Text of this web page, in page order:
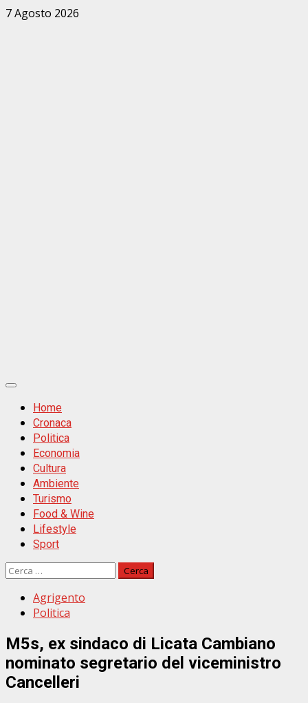
Zum
7 Agosto 2026
Primäres
MenüHome
Cronaca
Politica
Economia
Cultura
Ambiente
Turismo
Food & Wine
Lifestyle
Sport
Ricerca
Agrigento
Politica
M5s, ex sindaco di Licata Cambiano
nominato segretario del viceministro
Cancelleri